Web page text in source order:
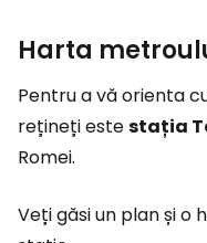
Harta
Pentru a vă orienta
rețineți estestația
Romei.
Veți găsi un plan și o